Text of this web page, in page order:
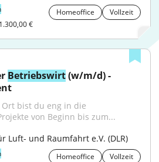
Homeoffice
Vollzeit
€
Betriebswirt (w/m/d) -
bist du eng in die
von Beginn bis zum...
Luft- und Raumfahrt e.V. (DLR)
Homeoffice
Vollzeit